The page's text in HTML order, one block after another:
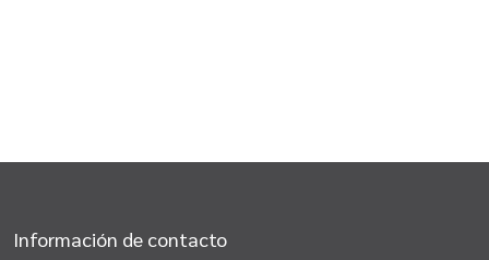
Información de contacto